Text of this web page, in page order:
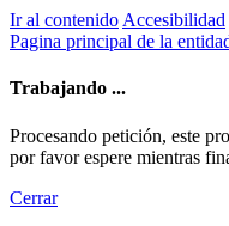
Ir al contenido Accesibilidad
Pagina principal de la
Trabajando ...
Procesando petición, este
por favor espere mientras
Cerrar